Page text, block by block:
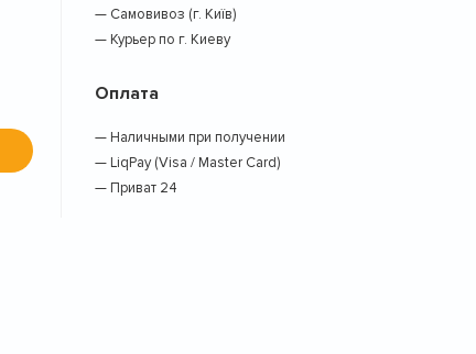
— Самовивоз (г. Київ)
— Курьер по г. Киеву
Оплата
— Наличными при получении
— LiqPay (Visa / Master Card)
— Приват 24